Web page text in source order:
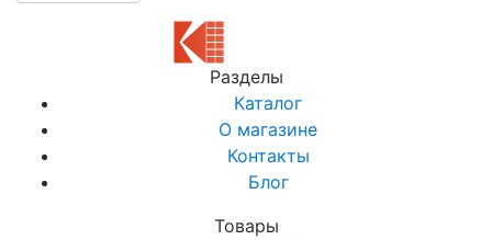
Разделы
Каталог
О магазине
Контакты
Блог
Товары